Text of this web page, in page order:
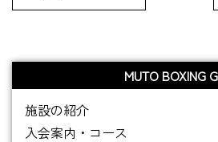
MUTO BOXING
施設の紹介
入会案内・コース